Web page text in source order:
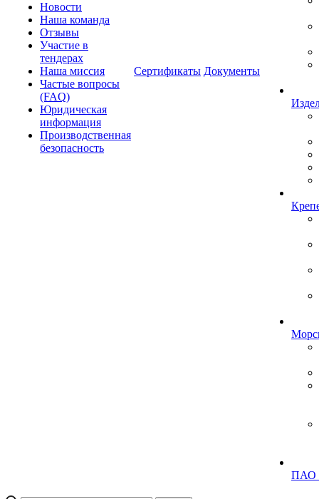
Новости
Наша команда
Отзывы
Участие в
тендерах
Наша миссия
Частые вопросы
(FAQ)
Юридическая
информация
Производственная
безопасность
Сертификаты Документы
ПАО